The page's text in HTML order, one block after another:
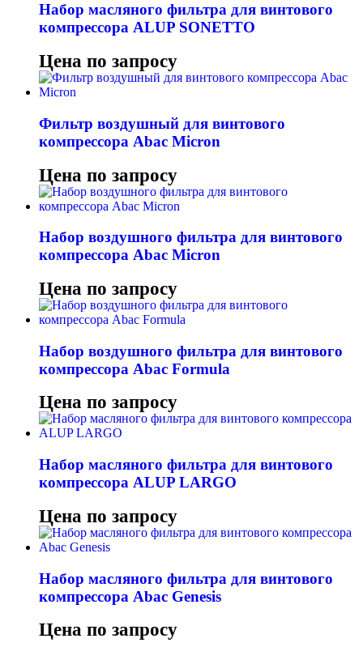
Набор масляного фильтра для винтового
компрессора ALUP SONETTO
Цена по запросу
Фильтр воздушный для винтового
компрессора Abac Micron
Цена по запросу
Набор воздушного фильтра для винтового
компрессора Abac Micron
Цена по запросу
Набор воздушного фильтра для винтового
компрессора Abac Formula
Цена по запросу
Набор масляного фильтра для винтового
компрессора ALUP LARGO
Цена по запросу
Набор масляного фильтра для винтового
компрессора Abac Genesis
Цена по запросу